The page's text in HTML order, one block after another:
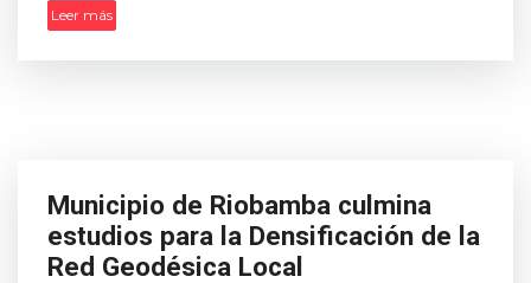
un tránsito fluido y seguro durante
el feriado del 9 de Octubre
marcha un operativo especial para asegurar la
fluidez y seguridad del tránsito durante el
feriado nacional del 9 de Octubre. Este plan
Municipio de Riobamba culmina
estudios para la Densificación de la
Red Geodésica Local